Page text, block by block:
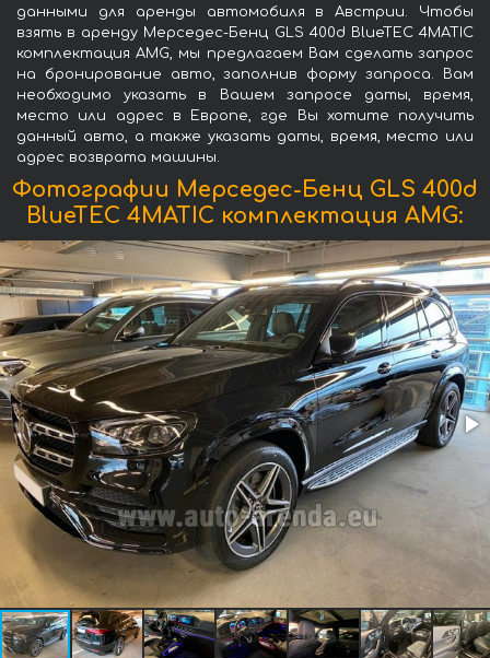
данными для аренды автомобиля в Австрии. Чтобы
взять в аренду Мерседес-Бенц GLS 400d BlueTEC 4MATIC
комплектация AMG, мы предлагаем Вам сделать запрос
на бронирование авто, заполнив форму запроса. Вам
необходимо указать в Вашем запросе даты, время,
место или адрес в Европе, где Вы хотите получить
данный авто, а также указать даты, время, место или
адрес возврата машины.
Фотографии Мерседес-Бенц GLS 400d
BlueTEC 4MATIC комплектация AMG: